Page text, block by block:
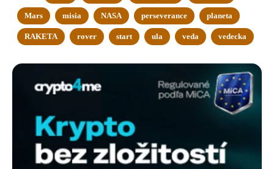
Mars misia NASA perseverance planeta
RAKETA rover start ula veda vedecka